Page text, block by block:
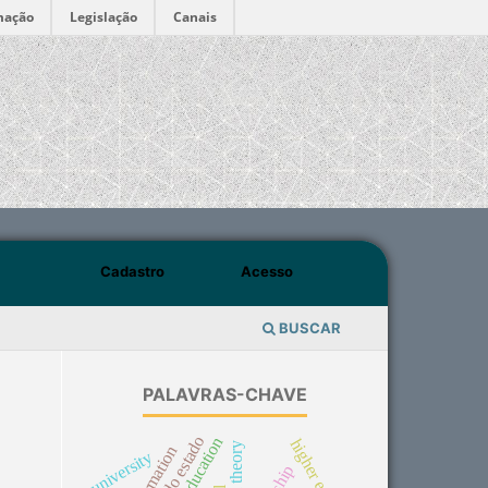
Legislação Canais
BUSCAR
Cadastro Acesso
PALAVRAS-CHAVE
university